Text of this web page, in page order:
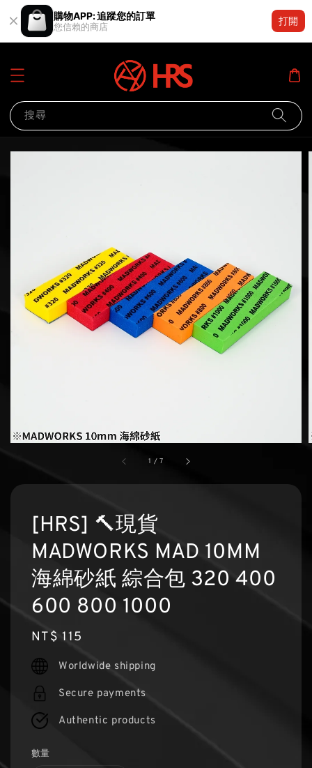
購物APP: 追蹤您的訂單
您信賴的商店
打開
搜尋
1 /7
[HRS] 🔨現貨
MADWORKS MAD 10MM
海綿砂紙 綜合包 320 400
600 800 1000
Regular
price
NT$ 115
Worldwide shipping
Secure payments
Authentic products
數量